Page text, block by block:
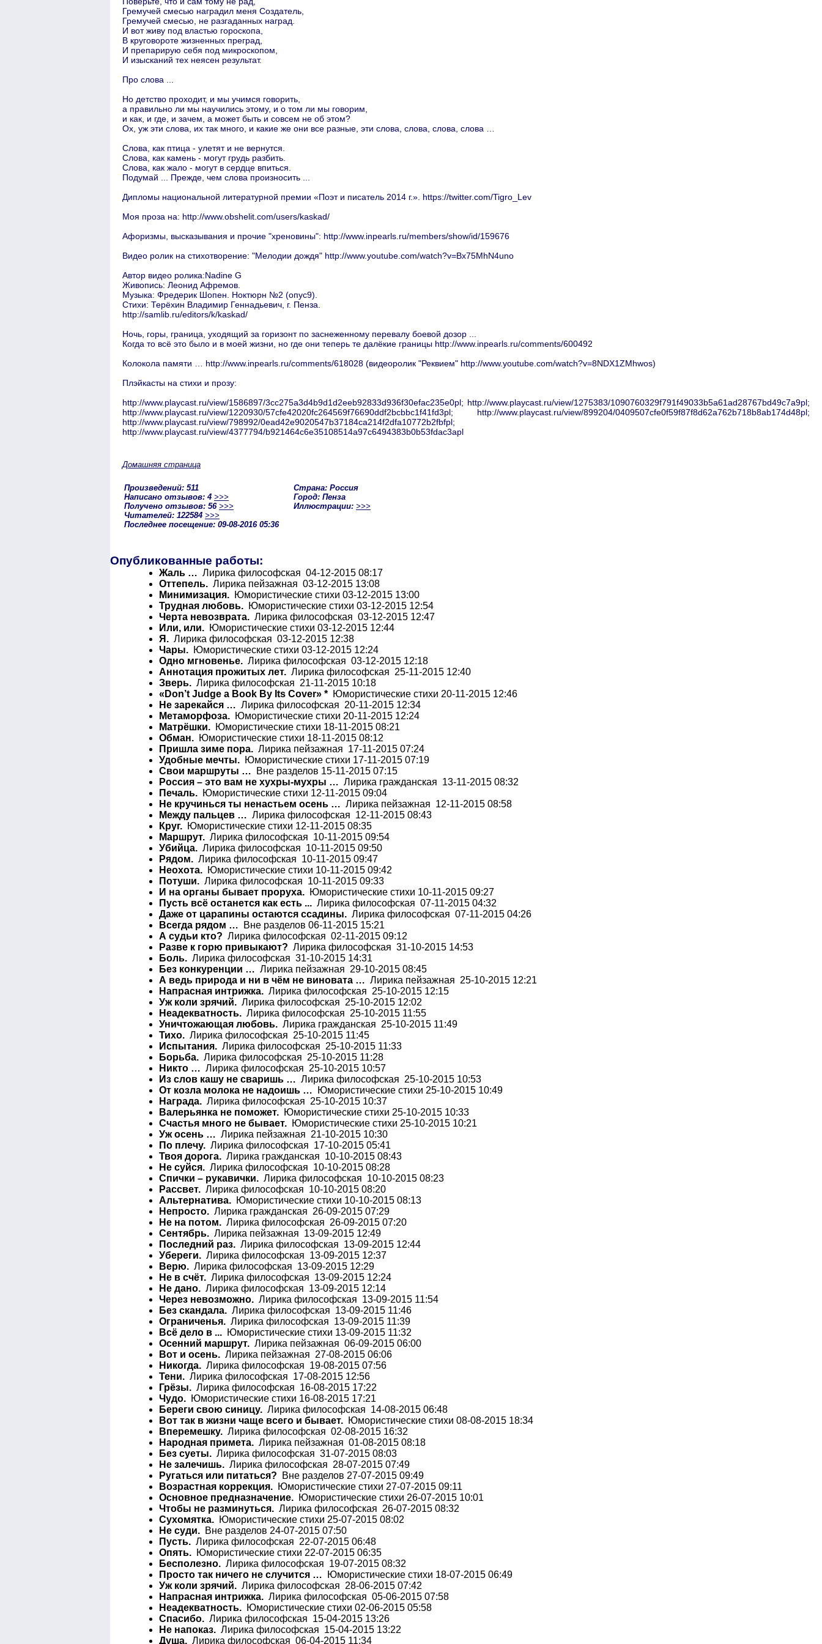
Гремучей смесью наградил меня Создатель,
Гремучей смесью, не разгаданных наград.
И вот живу под властью гороскопа,
В круговороте жизненных преград,
И препарирую себя под микроскопом,
И изысканий тех неясен результат.
Про слова ...
Но детство проходит, и мы учимся говорить,
а правильно ли мы научились этому, и о том ли мы говорим,
и как, и где, и зачем, а может быть и совсем не об этом?
Ох, уж эти слова, их так много, и какие же они все разные, эти слова, слова, слова, слова …
Слова, как птица - улетят и не вернутся.
Слова, как камень - могут грудь разбить.
Слова, как жало - могут в сердце впиться.
Подумай ... Прежде, чем слова произносить ...
Дипломы национальной литературной премии «Поэт и писатель 2014 г.». https://twitter.com/Tigro_Lev
Моя проза на: http://www.obshelit.com/users/kaskad/
Афоризмы, высказывания и прочие "хреновины": http://www.inpearls.ru/members/show/id/159676
Видео ролик на стихотворение: "Мелодии дождя" http://www.youtube.com/watch?v=Bx75MhN4uno
Автор видео ролика:Nadine G
Живопись: Леонид Афремов.
Музыка: Фредерик Шопен. Ноктюрн №2 (опус9).
Стихи: Терёхин Владимир Геннадьевич, г. Пенза.
http://samlib.ru/editors/k/kaskad/
Ночь, горы, граница, уходящий за горизонт по заснеженному перевалу боевой дозор ...
Когда то всё это было и в моей жизни, но где они теперь те далёкие границы http://www.inpearls.ru/comments/600492
Колокола памяти … http://www.inpearls.ru/comments/618028 (видеоролик "Реквием" http://www.youtube.com/watch?v=8NDX1ZMhwos)
Плэйкасты на стихи и прозу:
http://www.playcast.ru/view/1586897/3cc275a3d4b9d1d2eeb92833d936f30efac235e0pl; http://www.playcast.ru/view/1275383/1090760329f791f49033b5a61ad28767bd49c7a9pl;
http://www.playcast.ru/view/1220930/57cfe42020fc264569f76690ddf2bcbbc1f41fd3pl; http://www.playcast.ru/view/899204/0409507cfe0f59f87f8d62a762b718b8ab174d48pl;
http://www.playcast.ru/view/798992/0ead42e9020547b37184ca214f2dfa10772b2fbfpl;
http://www.playcast.ru/view/4377794/b921464c6e35108514a97c6494383b0b53fdac3apl
Домашняя страница
Произведений: 511
Написано отзывов: 4 >>>
Получено отзывов: 56 >>>
Читателей: 122584 >>>
Последнее посещение: 09-08-2016 05:36
Страна: Россия
Город: Пенза
Иллюстрации: >>>
Опубликованные работы:
Жаль … Лирика философская 04-12-2015 08:17
Оттепель. Лирика пейзажная 03-12-2015 13:08
Минимизация. Юмористические стихи 03-12-2015 13:00
Трудная любовь. Юмористические стихи 03-12-2015 12:54
Черта невозврата. Лирика философская 03-12-2015 12:47
Или, или. Юмористические стихи 03-12-2015 12:44
Я. Лирика философская 03-12-2015 12:38
Чары. Юмористические стихи 03-12-2015 12:24
Одно мгновенье. Лирика философская 03-12-2015 12:18
Аннотация прожитых лет. Лирика философская 25-11-2015 12:40
Зверь. Лирика философская 21-11-2015 10:18
«Don’t Judge a Book By Its Cover» * Юмористические стихи 20-11-2015 12:46
Не зарекайся … Лирика философская 20-11-2015 12:34
Метаморфоза. Юмористические стихи 20-11-2015 12:24
Матрёшки. Юмористические стихи 18-11-2015 08:21
Обман. Юмористические стихи 18-11-2015 08:12
Пришла зиме пора. Лирика пейзажная 17-11-2015 07:24
Удобные мечты. Юмористические стихи 17-11-2015 07:19
Свои маршруты … Вне разделов 15-11-2015 07:15
Россия – это вам не хухры-мухры … Лирика гражданская 13-11-2015 08:32
Печаль. Юмористические стихи 12-11-2015 09:04
Не кручинься ты ненастьем осень … Лирика пейзажная 12-11-2015 08:58
Между пальцев … Лирика философская 12-11-2015 08:43
Круг. Юмористические стихи 12-11-2015 08:35
Маршрут. Лирика философская 10-11-2015 09:54
Убийца. Лирика философская 10-11-2015 09:50
Рядом. Лирика философская 10-11-2015 09:47
Неохота. Юмористические стихи 10-11-2015 09:42
Потуши. Лирика философская 10-11-2015 09:33
И на органы бывает проруха. Юмористические стихи 10-11-2015 09:27
Пусть всё останется как есть ... Лирика философская 07-11-2015 04:32
Даже от царапины остаются ссадины. Лирика философская 07-11-2015 04:26
Всегда рядом … Вне разделов 06-11-2015 15:21
А судьи кто? Лирика философская 02-11-2015 09:12
Разве к горю привыкают? Лирика философская 31-10-2015 14:53
Боль. Лирика философская 31-10-2015 14:31
Без конкуренции … Лирика пейзажная 29-10-2015 08:45
А ведь природа и ни в чём не виновата … Лирика пейзажная 25-10-2015 12:21
Напрасная интрижка. Лирика философская 25-10-2015 12:15
Уж коли зрячий. Лирика философская 25-10-2015 12:02
Неадекватность. Лирика философская 25-10-2015 11:55
Уничтожающая любовь. Лирика гражданская 25-10-2015 11:49
Тихо. Лирика философская 25-10-2015 11:45
Испытания. Лирика философская 25-10-2015 11:33
Борьба. Лирика философская 25-10-2015 11:28
Никто … Лирика философская 25-10-2015 10:57
Из слов кашу не сваришь … Лирика философская 25-10-2015 10:53
От козла молока не надоишь … Юмористические стихи 25-10-2015 10:49
Награда. Лирика философская 25-10-2015 10:37
Валерьянка не поможет. Юмористические стихи 25-10-2015 10:33
Счастья много не бывает. Юмористические стихи 25-10-2015 10:21
Уж осень … Лирика пейзажная 21-10-2015 10:30
По плечу. Лирика философская 17-10-2015 05:41
Твоя дорога. Лирика гражданская 10-10-2015 08:43
Не суйся. Лирика философская 10-10-2015 08:28
Спички – рукавички. Лирика философская 10-10-2015 08:23
Рассвет. Лирика философская 10-10-2015 08:20
Альтернатива. Юмористические стихи 10-10-2015 08:13
Непросто. Лирика гражданская 26-09-2015 07:29
Не на потом. Лирика философская 26-09-2015 07:20
Сентябрь. Лирика пейзажная 13-09-2015 12:49
Последний раз. Лирика философская 13-09-2015 12:44
Убереги. Лирика философская 13-09-2015 12:37
Верю. Лирика философская 13-09-2015 12:29
Не в счёт. Лирика философская 13-09-2015 12:24
Не дано. Лирика философская 13-09-2015 12:14
Через невозможно. Лирика философская 13-09-2015 11:54
Без скандала. Лирика философская 13-09-2015 11:46
Ограниченья. Лирика философская 13-09-2015 11:39
Всё дело в ... Юмористические стихи 13-09-2015 11:32
Осенний маршрут. Лирика пейзажная 06-09-2015 06:00
Вот и осень. Лирика пейзажная 27-08-2015 06:06
Никогда. Лирика философская 19-08-2015 07:56
Тени. Лирика философская 17-08-2015 12:56
Грёзы. Лирика философская 16-08-2015 17:22
Чудо. Юмористические стихи 16-08-2015 17:21
Береги свою синицу. Лирика философская 14-08-2015 06:48
Вот так в жизни чаще всего и бывает. Юмористические стихи 08-08-2015 18:34
Вперемешку. Лирика философская 02-08-2015 16:32
Народная примета. Лирика пейзажная 01-08-2015 08:18
Без суеты. Лирика философская 31-07-2015 08:03
Не залечишь. Лирика философская 28-07-2015 07:49
Ругаться или питаться? Вне разделов 27-07-2015 09:49
Возрастная коррекция. Юмористические стихи 27-07-2015 09:11
Основное предназначение. Юмористические стихи 26-07-2015 10:01
Чтобы не разминуться. Лирика философская 26-07-2015 08:32
Сухомятка. Юмористические стихи 25-07-2015 08:02
Не суди. Вне разделов 24-07-2015 07:50
Пусть. Лирика философская 22-07-2015 06:48
Опять. Юмористические стихи 22-07-2015 06:35
Бесполезно. Лирика философская 19-07-2015 08:32
Просто так ничего не случится … Юмористические стихи 18-07-2015 06:49
Уж коли зрячий. Лирика философская 28-06-2015 07:42
Напрасная интрижка. Лирика философская 05-06-2015 07:58
Неадекватность. Юмористические стихи 02-06-2015 05:58
Спасибо. Лирика философская 15-04-2015 13:26
Не напоказ. Лирика философская 15-04-2015 13:22
Душа. Лирика философская 06-04-2015 11:34